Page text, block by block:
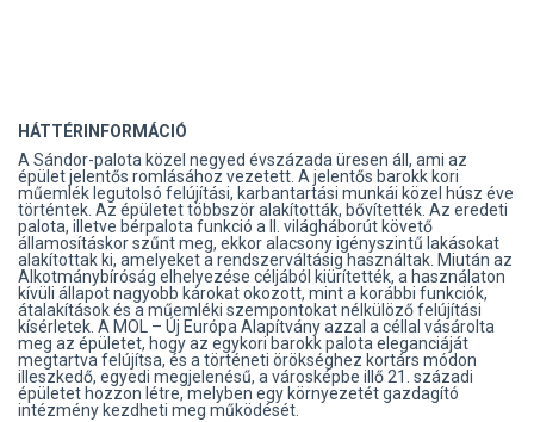
HÁTTÉRINFORMÁCIÓ
A Sándor-palota közel negyed évszázada üresen áll, ami az
épület jelentős romlásához vezetett. A jelentős barokk kori
műemlék legutolsó felújítási, karbantartási munkái közel húsz éve
történtek. Az épületet többször alakították, bővítették. Az eredeti
palota, illetve bérpalota funkció a II. világháborút követő
államosításkor szűnt meg, ekkor alacsony igényszintű lakásokat
alakítottak ki, amelyeket a rendszerváltásig használtak. Miután az
Alkotmánybíróság elhelyezése céljából kiürítették, a használaton
kívüli állapot nagyobb károkat okozott, mint a korábbi funkciók,
átalakítások és a műemléki szempontokat nélkülöző felújítási
kísérletek. A MOL – Új Európa Alapítvány azzal a céllal vásárolta
meg az épületet, hogy az egykori barokk palota eleganciáját
megtartva felújítsa, és a történeti örökséghez kortárs módon
illeszkedő, egyedi megjelenésű, a városképbe illő 21. századi
épületet hozzon létre, melyben egy környezetét gazdagító
intézmény kezdheti meg működését.